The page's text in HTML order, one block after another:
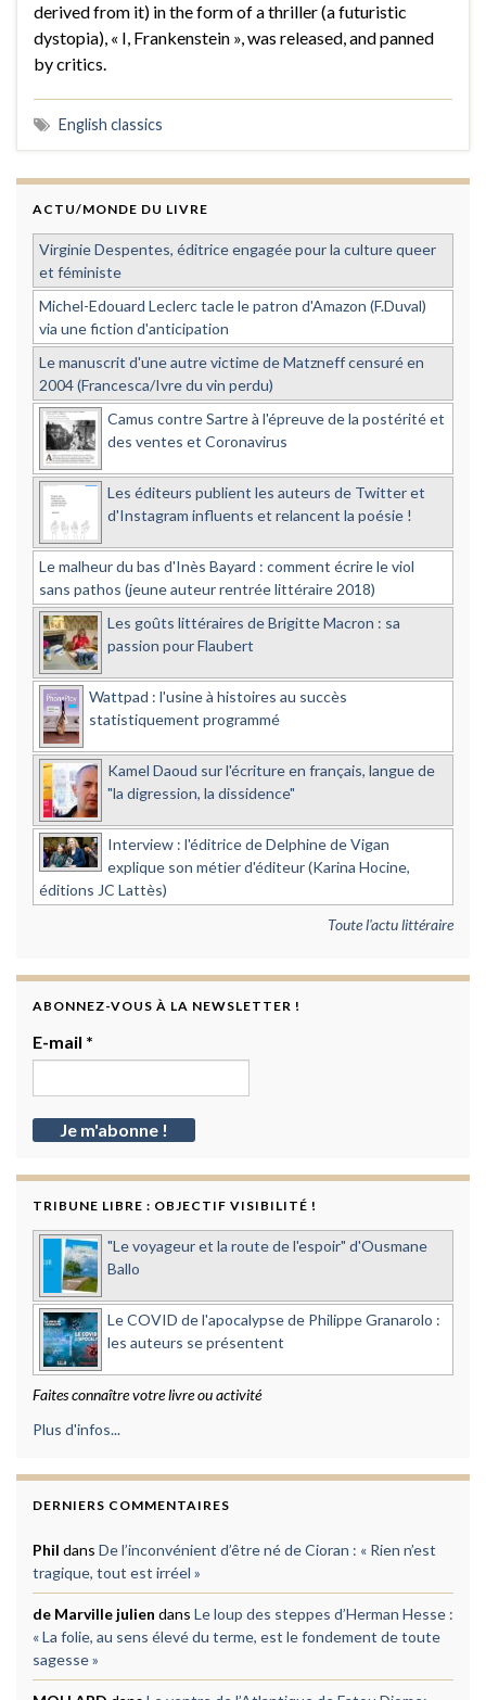
derived from it) in the form of a thriller (a futuristic
dystopia), « I, Frankenstein », was released, and panned
by critics.
English classics
ACTU/MONDE DU LIVRE
Virginie Despentes, éditrice engagée pour la culture queer
et féministe
Michel-Edouard Leclerc tacle le patron d'Amazon (F.Duval)
via une fiction d'anticipation
Le manuscrit d'une autre victime de Matzneff censuré en
2004 (Francesca/Ivre du vin perdu)
Camus contre Sartre à l'épreuve de la postérité et
des ventes et Coronavirus
Les éditeurs publient les auteurs de Twitter et
d'Instagram influents et relancent la poésie !
Le malheur du bas d'Inès Bayard : comment écrire le viol
sans pathos (jeune auteur rentrée littéraire 2018)
Les goûts littéraires de Brigitte Macron : sa
passion pour Flaubert
Wattpad : l'usine à histoires au succès
statistiquement programmé
Kamel Daoud sur l'écriture en français, langue de
"la digression, la dissidence"
Interview : l'éditrice de Delphine de Vigan
explique son métier d'éditeur (Karina Hocine,
éditions JC Lattès)
Toute l'actu littéraire
ABONNEZ-VOUS À LA NEWSLETTER !
E-mail *
TRIBUNE LIBRE : OBJECTIF VISIBILITÉ !
"Le voyageur et la route de l'espoir" d'Ousmane
Ballo
Le COVID de l'apocalypse de Philippe Granarolo :
les auteurs se présentent
Faites connaître votre livre ou activité
Plus d'infos...
DERNIERS COMMENTAIRES
Phil dans De l’inconvénient d’être né de Cioran : « Rien n’est
tragique, tout est irréel »
de Marville julien dans Le loup des steppes d’Herman Hesse :
« La folie, au sens élevé du terme, est le fondement de toute
sagesse »